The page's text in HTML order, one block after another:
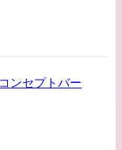
ンセプトバー